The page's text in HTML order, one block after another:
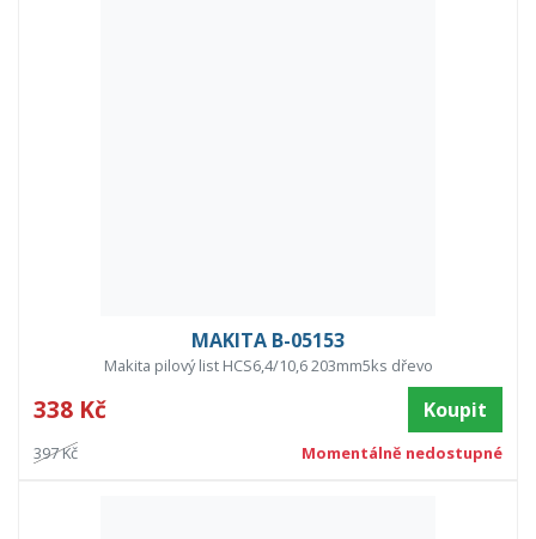
MAKITA B-05153
Makita pilový list HCS6,4/10,6 203mm5ks dřevo
338 Kč Koupit
397 Kč Momentálně nedostupné